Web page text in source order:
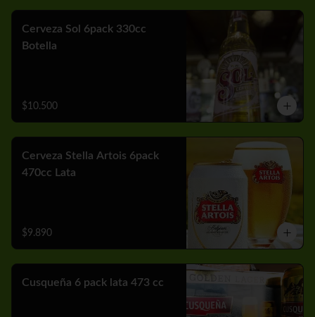
Cerveza Sol 6pack 330cc
Botella
$10.500
Cerveza Stella Artois 6pack
470cc Lata
$9.890
Cusqueña 6 pack lata 473 cc